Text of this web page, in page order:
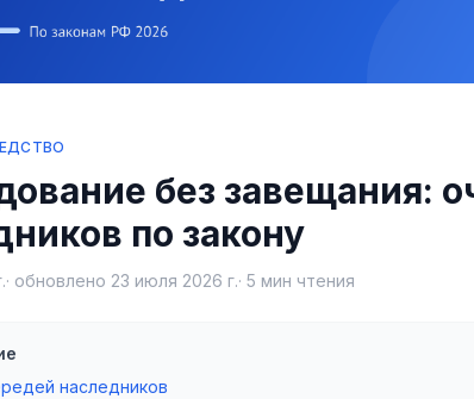
без завещания:
по закону
· обновлено 23 июля 2026 г.· 5 мин чтения
наследников